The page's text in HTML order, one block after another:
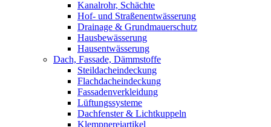
Kanalrohr, Schächte
Hof- und Straßenentwässerung
Drainage & Grundmauerschutz
Hausbewässerung
Hausentwässerung
Dach, Fassade, Dämmstoffe
Steildacheindeckung
Flachdacheindeckung
Fassadenverkleidung
Lüftungssysteme
Dachfenster & Lichtkuppeln
Klempnereiartikel